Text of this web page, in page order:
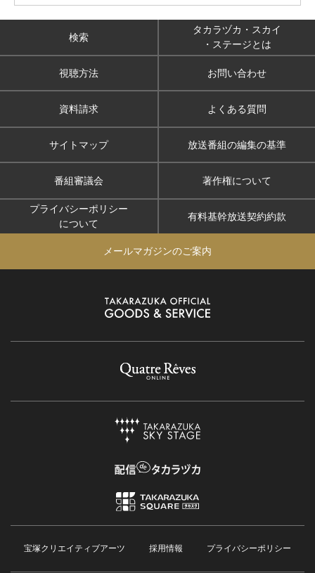
検索
タカラヅカ・スカイ
・ステージとは
視聴方法 お問い合わせ
資料請求 よくある質問
サイトマップ 放送番組の編集の基準
番組審議会 著作権について
プライバシーポリシー
について
有料基幹放送契約約款
メールマガジンのご案内
宝塚クリエイティブアーツ 採用情報 プライバシーポリシー